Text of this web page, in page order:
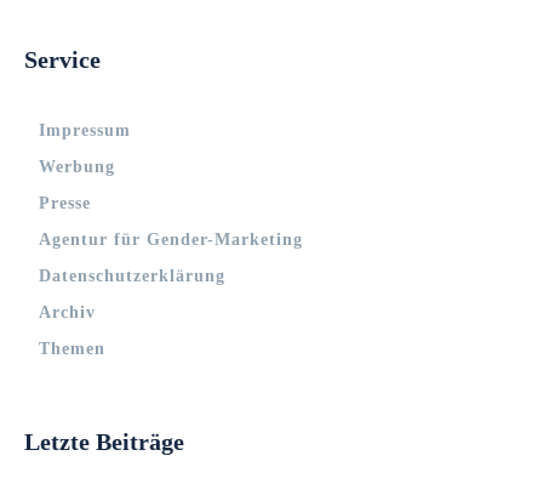
Service
Impressum
Werbung
Presse
Agentur für Gender-Marketing
Datenschutzerklärung
Archiv
Themen
Letzte Beiträge